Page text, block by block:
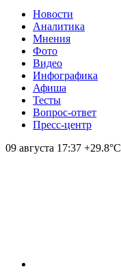
Новости
Аналитика
Мнения
Фото
Видео
Инфографика
Афиша
Тесты
Вопрос-ответ
Пресс-центр
09 августа 17:37 +29.8°С